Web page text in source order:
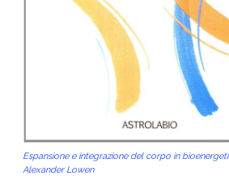
Espansione e integrazione del corpo in
Alexander Lowen